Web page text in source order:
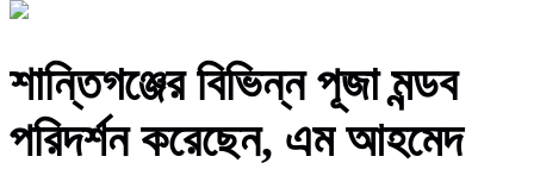
শান্তিগঞ্জের বিভিন্ন পূজা মন্ডব
পরিদর্শন করেছেন, এম আহমেদ